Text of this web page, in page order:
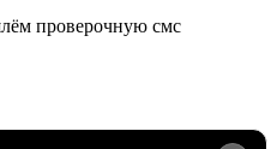
проверочную смс